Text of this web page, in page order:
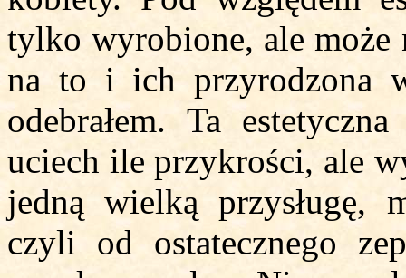
tylko wyrobione, ale może
na to i ich przyrodzona
odebrałem. Ta
uciech ile przykrości, ale
jedną wielką przysługę,
czyli od ostatecznego